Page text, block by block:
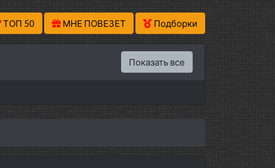
ТОП 50 МНЕ ПОВЕЗЕТ Подборки
Показать все